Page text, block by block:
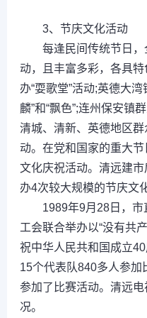
3、节庆文化活动
每逢民间传统节日，
动，且丰富多彩，各具特
办“耍歌堂”活动;英德大
麟”和“飘色”;连州保安镇
清城、清新、英德地区群
动。在党和国家的重大
文化庆祝活动。清远建
办4次较大规模的节庆文
1989年9月28日，市
工会联合举办以“没有共
祝中华人民共和国成立
15个代表队840多人参加
参加了比赛活动。清远
况。